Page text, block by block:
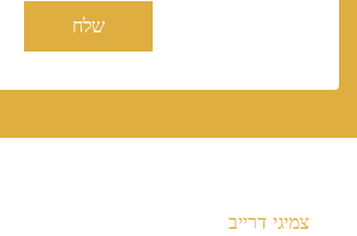
שלח
צמיגי דרייב